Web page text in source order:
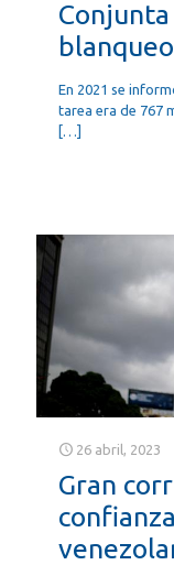
En 2021 se
tarea era de 767
[…]
26 abril, 2023
Gran